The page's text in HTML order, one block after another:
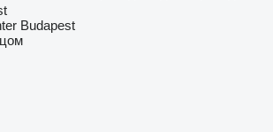
Budapest